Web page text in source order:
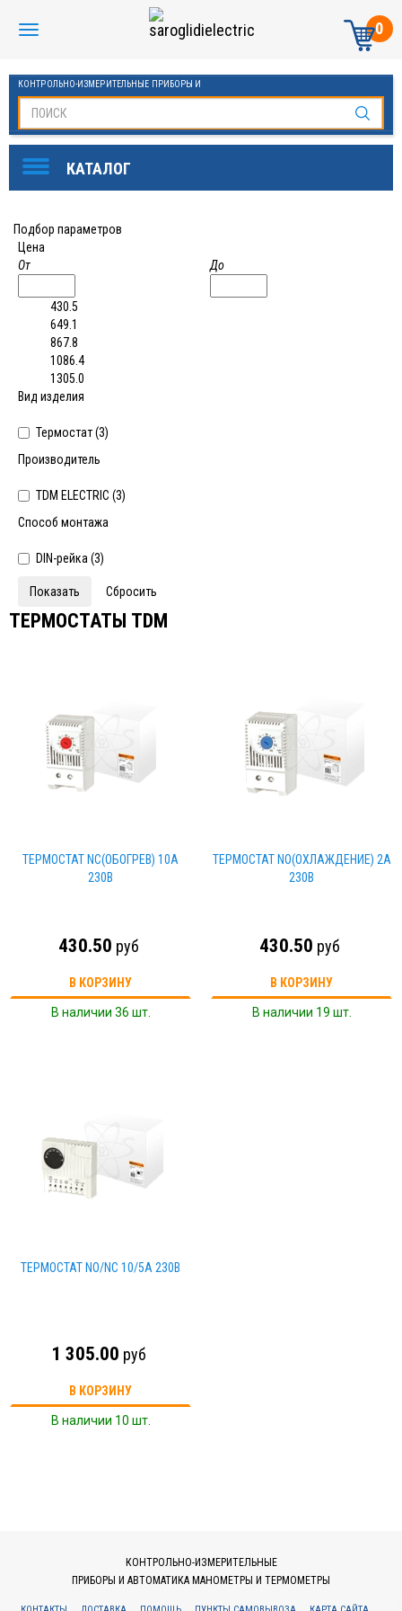
0
КОНТРОЛЬНО-ИЗМЕРИТЕЛЬНЫЕ ПРИБОРЫ И
Подбор параметров
Цена
От
До
430.5
649.1
867.8
1086.4
1305.0
Вид изделия
Термостат (3)
Производитель
TDM ELECTRIC (3)
Способ монтажа
DIN-рейка (3)
ТЕРМОСТАТЫ TDM
ТЕРМОСТАТ NС(ОБОГРЕВ) 10А
230В
430.50 руб
В КОРЗИНУ
В наличии 36 шт.
ТЕРМОСТАТ NO(ОХЛАЖДЕНИЕ) 2А
230В
430.50 руб
В КОРЗИНУ
В наличии 19 шт.
ТЕРМОСТАТ NO/NC 10/5А 230В
1 305.00 руб
В КОРЗИНУ
В наличии 10 шт.
КОНТРОЛЬНО-ИЗМЕРИТЕЛЬНЫЕ
ПРИБОРЫ И АВТОМАТИКА МАНОМЕТРЫ И ТЕРМОМЕТРЫ